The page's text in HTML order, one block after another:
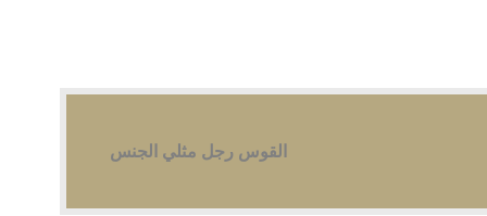
القوس رجل مثلي الجنس